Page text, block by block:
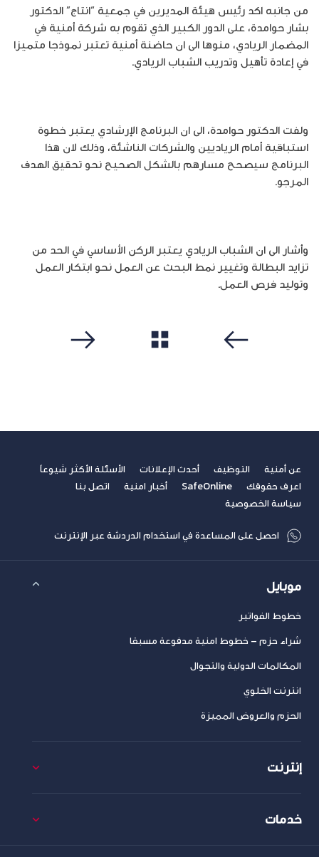
من جانبه اكد رئيس هيئة المديرين في جمعية “انتاج” الدكتور
بشار حوامدة، على الدور الكبير الذي تقوم به شركة أمنية في
المضمار الريادي، منوها الى ان حاضنة أمنية تعتبر نموذجا متميزا
في إعادة تأهيل وتدريب الشباب الريادي.
ولفت الدكتور حوامدة، الى ان البرنامج الإرشادي يعتبر خطوة
استباقية أمام الرياديين والشركات الناشئة، وذلك لان هذا
البرنامج سيصحح مسارهم بالشكل الصحيح نحو تحقيق الهدف
المرجو.
وأشار الى ان الشباب الريادي يعتبر الركن الأساسي في الحد من
تزايد البطالة وتغيير نمط البحث عن العمل نحو ابتكار العمل
وتوليد فرص العمل.
عن أمنية التوظيف أحدث الإعلانات
الأسئلة الأكثر شيوعاً
اعرف حقوقك
SafeOnline أخبار امنية
اتصل بنا
سياسة الخصوصية
احصل على المساعدة في استخدام الدردشة عبر الإنترنت
موبايل
خطوط الفواتير
شراء حزم – خطوط امنية مدفوعة مسبقا
المكالمات الدولية والتجوال
انترنت الخلوي
الحزم والعروض المميزة
إنترنت
خدمات